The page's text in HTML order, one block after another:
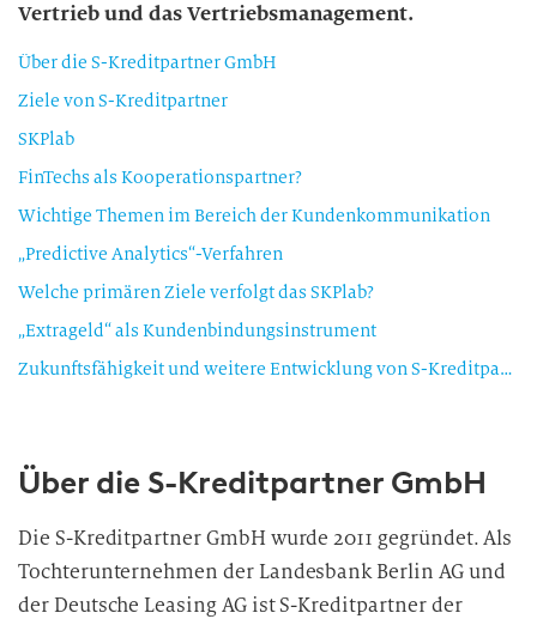
Vertrieb und das Vertriebsmanagement.
Über die S-Kreditpartner GmbH
Ziele von S-Kreditpartner
SKPlab
FinTechs als Kooperationspartner?
Wichtige Themen im Bereich der Kundenkommunikation
„Predictive Analytics“-Verfahren
Welche primären Ziele verfolgt das SKPlab?
„Extrageld“ als Kundenbindungsinstrument
Zukunftsfähigkeit und weitere Entwicklung von S-Kreditpartner
Über die S-Kreditpartner GmbH
Die S-Kreditpartner GmbH wurde 2011 gegründet. Als
Tochterunternehmen der Landesbank Berlin AG und
der Deutsche Leasing AG ist S-Kreditpartner der